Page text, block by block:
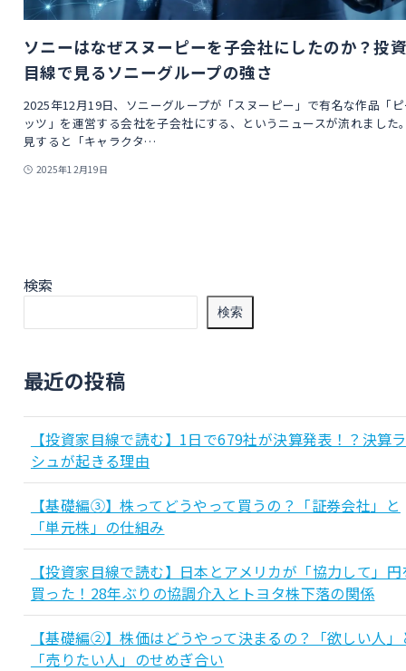
ソニーはなぜスヌーピーを子会社にしたのか？投
目線で見るソニーグループの強さ
2025年12月19日、ソニーグループが「スヌーピー」で有名な作品「
ッツ」を運営する会社を子会社にする、というニュースが流れました
見すると「キャラクタ…
2025年12月19日
検索
検索
最近の投稿
【投資家目線で読む】1日で679社が決算発表！？決算
シュが起きる理由
【基礎編③】株ってどうやって買うの？「証券会社」と
「単元株」の仕組み
【投資家目線で読む】日本とアメリカが「協力して」円
買った！28年ぶりの協調介入とトヨタ株下落の関係
【基礎編②】株価はどうやって決まるの？「欲しい人」
「売りたい人」のせめぎ合い